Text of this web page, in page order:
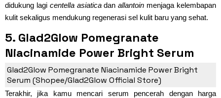
didukung lagi centella asiaticadanallantoin menjaga kelembapan
kulit sekaligus mendukung regenerasi sel kulit baru yang sehat.
5. Glad2Glow Pomegranate
Niacinamide Power Bright Serum
(Rp30.000)
Glad2Glow Pomegranate Niacinamide Power Bright
Serum (Shopee/Glad2Glow Official Store)
Terakhir, jika kamu mencari serum pencerah dengan harga